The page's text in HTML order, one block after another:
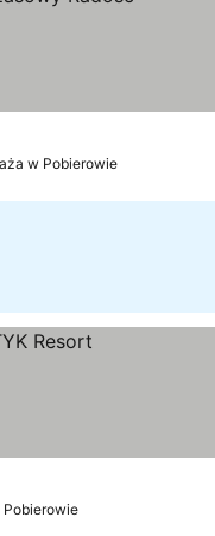
w Pobierowie
Pobierowie